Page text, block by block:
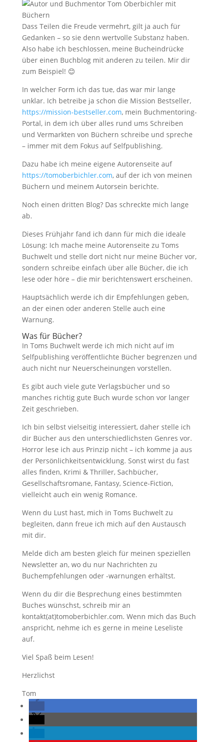
Dass Teilen die Freude vermehrt, gilt ja auch für
Gedanken – so sie denn wertvolle Substanz haben.
Also habe ich beschlossen, meine Bucheindrücke
über einen Buchblog mit anderen zu teilen. Mir dir
zum Beispiel! 😊
In welcher Form ich das tue, das war mir lange
unklar. Ich betreibe ja schon die Mission Bestseller,
https://mission-bestseller.com, mein Buchmentoring-
Portal, in dem ich über alles rund ums Schreiben
und Vermarkten von Büchern schreibe und spreche
– immer mit dem Fokus auf Selfpublishing.
Dazu habe ich meine eigene Autorenseite auf
https://tomoberbichler.com, auf der ich von meinen
Büchern und meinem Autorsein berichte.
Noch einen dritten Blog? Das schreckte mich lange
ab.
Dieses Frühjahr fand ich dann für mich die ideale
Lösung: Ich mache meine Autorenseite zu Toms
Buchwelt und stelle dort nicht nur meine Bücher vor,
sondern schreibe einfach über alle Bücher, die ich
lese oder höre – die mir berichtenswert erscheinen.
Hauptsächlich werde ich dir Empfehlungen geben,
an der einen oder anderen Stelle auch eine
Warnung.
Was für Bücher?
In Toms Buchwelt werde ich mich nicht auf im
Selfpublishing veröffentlichte Bücher begrenzen und
auch nicht nur Neuerscheinungen vorstellen.
Es gibt auch viele gute Verlagsbücher und so
manches richtig gute Buch wurde schon vor langer
Zeit geschrieben.
Ich bin selbst vielseitig interessiert, daher stelle ich
dir Bücher aus den unterschiedlichsten Genres vor.
Horror lese ich aus Prinzip nicht – ich komme ja aus
der Persönlichkeitsentwicklung. Sonst wirst du fast
alles finden, Krimi & Thriller, Sachbücher,
Gesellschaftsromane, Fantasy, Science-Fiction,
vielleicht auch ein wenig Romance.
Wenn du Lust hast, mich in Toms Buchwelt zu
begleiten, dann freue ich mich auf den Austausch
mit dir.
Melde dich am besten gleich für meinen speziellen
Newsletter an, wo du nur Nachrichten zu
Buchempfehlungen oder -warnungen erhältst.
Wenn du dir die Besprechung eines bestimmten
Buches wünschst, schreib mir an
kontakt(at)tomoberbichler.com. Wenn mich das Buch
anspricht, nehme ich es gerne in meine Leseliste
auf.
Viel Spaß beim Lesen!
Herzlichst
Tom